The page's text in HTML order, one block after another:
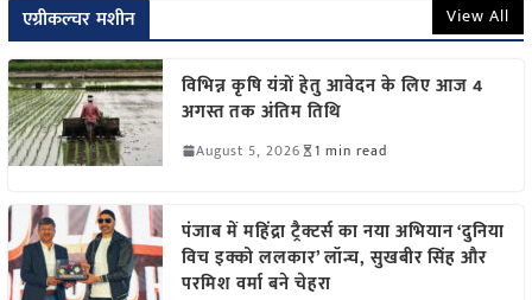
एग्रीकल्चर मशीन View All
विभिन्न कृषि यंत्रों हेतु आवेदन के लिए आज 4
अगस्त तक अंतिम तिथि
August 5, 2026 1 min read
पंजाब में महिंद्रा ट्रैक्टर्स का नया अभियान ‘दुनिया
विच इक्को ललकार’ लॉन्च, सुखबीर सिंह और
परमिश वर्मा बने चेहरा